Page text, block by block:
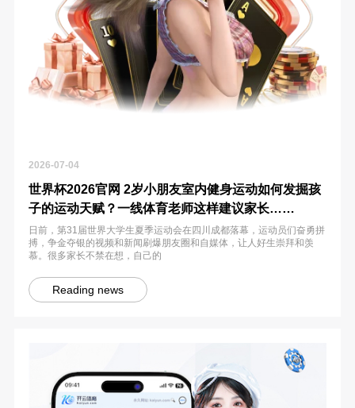
2026-07-04
世界杯2026官网 2岁小朋友室内健身运动如何发掘孩
子的运动天赋？一线体育老师这样建议家长……
日前，第31届世界大学生夏季运动会在四川成都落幕，运动员们奋勇拼
搏，争金夺银的视频和新闻刷爆朋友圈和自媒体，让人好生崇拜和羡
慕。很多家长不禁在想，自己的
Reading news